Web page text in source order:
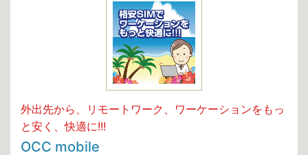
外出先から、リモートワーク、ワーケーションをもっ
と安く、快適に!!!
OCC mobile